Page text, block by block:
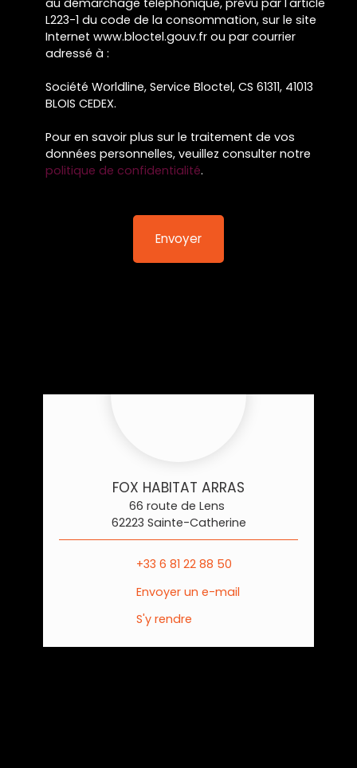
au démarchage téléphonique, prévu par l'article
L223-1 du code de la consommation, sur le site
Internet www.bloctel.gouv.fr ou par courrier
adressé à :
Société Worldline, Service Bloctel, CS 61311, 41013
BLOIS CEDEX.
Pour en savoir plus sur le traitement de vos
données personnelles, veuillez consulter notre
politique de confidentialité.
Envoyer
FOX HABITAT ARRAS
66 route de Lens
62223 Sainte-Catherine
+33 6 81 22 88 50
Envoyer un e-mail
S'y rendre